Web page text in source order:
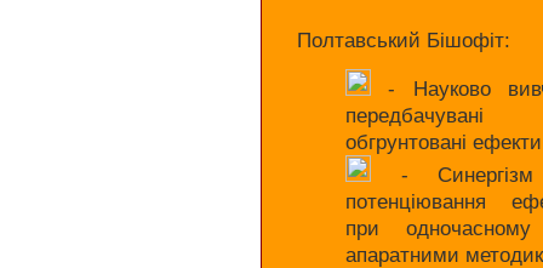
Полтавський Бішофіт:
- Науково
обгрунтовані
-
потенціювання
при одночасному
апаратними